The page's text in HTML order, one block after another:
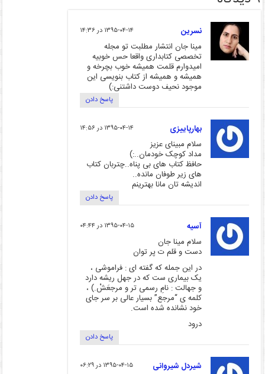
نسرین ۱۳۹۵-۰۴-۱۴ در ۱۴:۳۶
مینا جان انتشار مطلبت تو مجله
تخصصی کتابداری واقعا حس خوبیه
امیدوارم قلمت همیشه خوب بچرخه و
همیشه و همیشه از کتاب بنویسی این
موجود نحیف دوست داشتنی:)
پاسخ دادن
بهارپاییزی ۱۳۹۵-۰۴-۱۴ در ۱۴:۵۶
سلام مبینای عزیز
مداد کوچک خودمان..:)
حافظ کتاب های بی پناه..چتربان کتاب
های زیر طوفان مانده..
اندیشه تان مانا بهترینم
پاسخ دادن
آسیه ۱۳۹۵-۰۴-۱۵ در ۰۴:۴۴
سلام مینا جان
دست و قلم ت پر توان
در این جمله که گفته ای : فراموشی ،
یک بیماری ست که در جهل ریشه دارد
و جهالت : نامِ رسمی تر و مرجعَشْ.) ،
کلمه ی “مرجع” بسیار عالی بر سر جای
خود نشانده شده است.
درود
پاسخ دادن
شیردل شیروانی ۱۳۹۵-۰۴-۱۵ در ۰۶:۲۹